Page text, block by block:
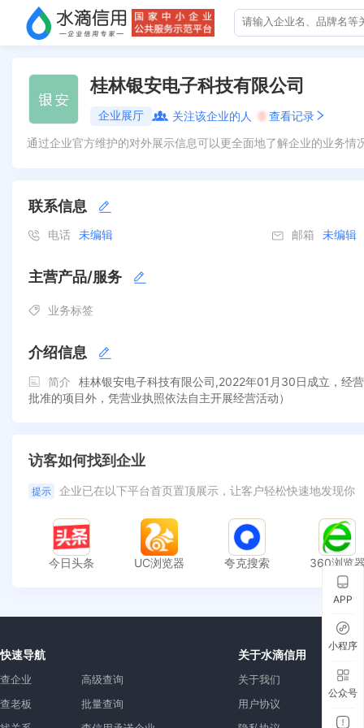
桂林银安电子科技有限公司
企业展厅 关注该企业的人 0 查看记录
通过企业官方维护的对外展示信息可以更全面地了解企业的业务
联系信息
电话 未编辑 邮箱 未编辑
主营产品/服务
业务标签
介绍信息
简介
桂林银安电子科技有限公司,2022年01月30日成立，经
批准的项目外，凭营业执照依法自主开展经营活动）
访客如何找到企业
提示 企业已在以下平台首页置顶展示，让客户轻松快速地发现你
今日头条 UC浏览器 夸克搜索 360浏览
快速导航
查企业
查老板
高级查询
批量查询
关于水滴信用
关于我们
用户协议
APP
小程序
公众号